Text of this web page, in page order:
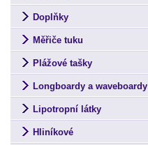
Doplňky
Měřiče tuku
Plážové tašky
Longboardy a waveboardy
Lipotropní látky
Hliníkové